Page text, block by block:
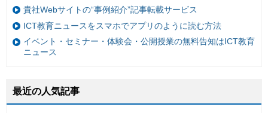
貴社Webサイトの“事例紹介”記事転載サービス
ICT教育ニュースをスマホでアプリのように読む方法
イベント・セミナー・体験会・公開授業の無料告知はICT教育
ニュース
最近の人気記事